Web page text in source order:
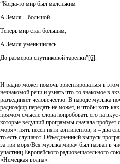
“Когда-то мир был маленьким
А Земля – большой.
Теперь мир стал большим,
А Земля уменьшилась
До размеров спутниковой тарелки”[6].
И радио может помочь ориентироваться в
незнакомой речи и узнать что-то знакомое в
разъединяет человечество. В народе музыка
радиоэфир передать не может, и чтобы хоть
прямом смысле слова попробовать его на
которые ведущий программы сначала пробует
моря»: пять песен пяти континентов, и – два
то есть слушают. Объединенный выпуск
за три моря/Вся музыка мира» был назван в
участниц Европейского радиовещательного
«Немецкая волна».